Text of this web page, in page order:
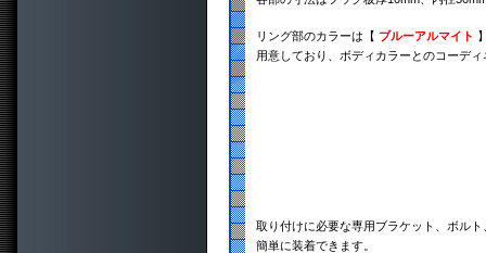
リング部のカラーは【 ブルーアルマイト
用意しており、ボディカラーとのコーデ
取り付けに必要な専用ブラケット、ボル
簡単に装着できます。